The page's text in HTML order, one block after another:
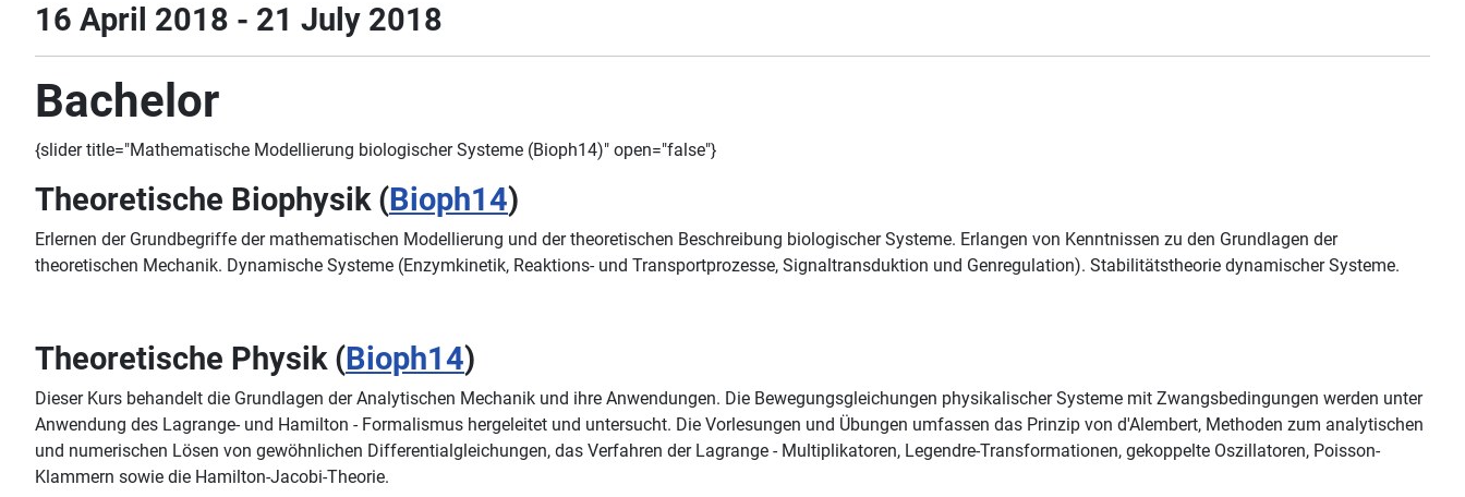
16 April 2018 - 21 July 2018
Bachelor
{slider title="Mathematische Modellierung biologischer Systeme (Bioph14)" open="false"}
Theoretische Biophysik (Bioph14)
Erlernen der Grundbegriffe der mathematischen Modellierung und der theoretischen Beschreibung biologischer Systeme. Erlangen von Kenntnissen zu den Grundlagen der
theoretischen Mechanik. Dynamische Systeme (Enzymkinetik, Reaktions- und Transportprozesse, Signaltransduktion und Genregulation). Stabilitätstheorie dynamischer Systeme.
Theoretische Physik (Bioph14)
Dieser Kurs behandelt die Grundlagen der Analytischen Mechanik und ihre Anwendungen. Die Bewegungsgleichungen physikalischer Systeme mit Zwangsbedingungen werden unter
Anwendung des Lagrange- und Hamilton - Formalismus hergeleitet und untersucht. Die Vorlesungen und Übungen umfassen das Prinzip von d'Alembert, Methoden zum analytischen
und numerischen Lösen von gewöhnlichen Differentialgleichungen, das Verfahren der Lagrange - Multiplikatoren, Legendre-Transformationen, gekoppelte Oszillatoren, Poisson-
Klammern sowie die Hamilton-Jacobi-Theorie.